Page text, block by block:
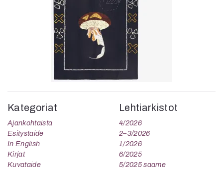
Kategoriat
Ajankohtaista
Esitystaide
In English
Kirjat
Kuvataide
Lehtiarkistot
4/2026
2–3/2026
1/2026
6/2025
5/2025 saame